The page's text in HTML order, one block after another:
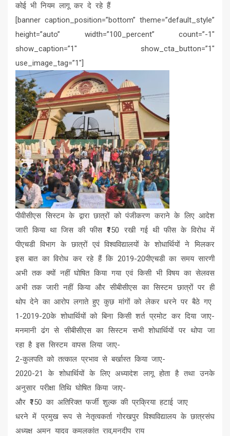
कोई भी नियम लागू कर दे रहे हैं
[banner caption_position=”bottom” theme=”default_style”
height=”auto” width=”100_percent” count=”-1″
show_caption=”1″ show_cta_button=”1″
use_image_tag=”1″]
पीवीसीएस सिस्टम के द्वारा छात्रों को पंजीकरण कराने के लिए आदेश
जारी किया था जिस की फीस ₹150 रखी गई थी फीस के विरोध में
पीएचडी विभाग के छात्रों एवं विश्वविद्यालयों के शोधार्थियों ने मिलकर
इस बात का विरोध कर रहे हैं कि 2019-20पीएचडी का समय सारणी
अभी तक क्यों नहीं घोषित किया गया एवं किसी भी विषय का सेलवस
अभी तक जारी नहीं किया और सीबीसीएस का सिस्टम छात्रों पर ही
थोप देने का आरोप लगाते हुए कुछ मांगों को लेकर धरने पर बैठे गए
1-2019-20के शोधार्थियों को बिना किसी शर्त प्रमोट कर दिया जाए-
मनमानी ढंग से सीबीसीएस का सिस्टम सभी शोधार्थियों पर थोपा जा
रहा है इस सिस्टम वापस लिया जाए-
2-कुलपति को तत्काल प्रभाव से बर्खास्त किया जाए-
2020-21 के शोधार्थियों के लिए अध्यादेश लागू होता है तथा उनके
अनुसार परीक्षा तिथि घोषित किया जाए-
और ₹150 का अतिरिक्त फर्जी शुल्क की प्रक्रिया हटाई जाए
धरने में प्रमुख रूप से नेतृत्वकर्ता गोरखपुर विश्वविद्यालय के छात्रसंघ
अध्यक्ष अमन यादव कमलकांत राव,मनदीप राय